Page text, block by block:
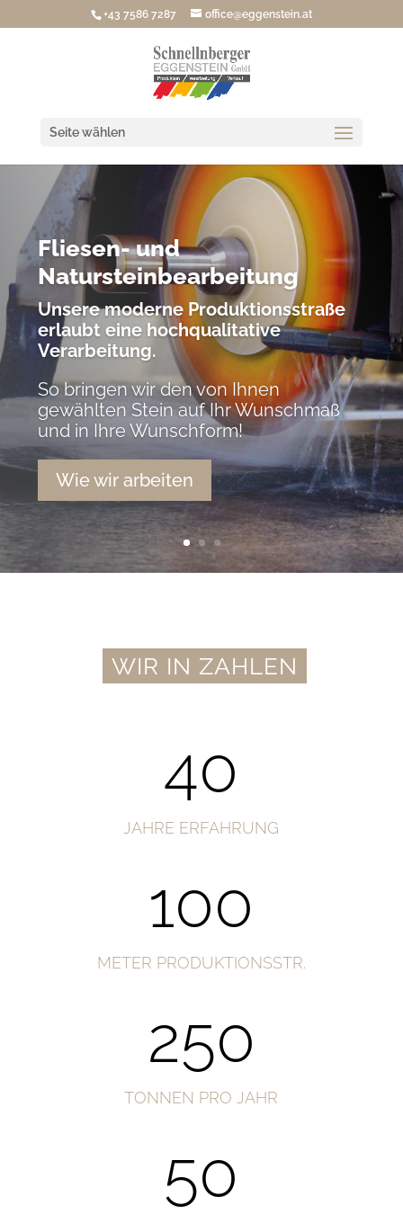
+43 7586 7287 office@eggenstein.at
Seite wählen
Nach Maß in wenigen Tagen!
WIR IN ZAHLEN
40
JAHRE ERFAHRUNG
100
METER PRODUKTIONSSTR.
250
TONNEN PRO JAHR
50